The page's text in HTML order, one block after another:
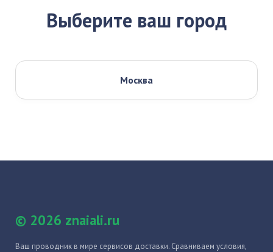
Выберите ваш город
Москва
© 2026 znaiali.ru
Ваш проводник в мире сервисов доставки. Сравниваем условия,